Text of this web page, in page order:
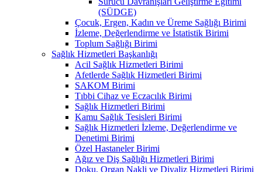
(SÜDGE)
Çocuk, Ergen, Kadın ve Üreme Sağlığı Birimi
İzleme, Değerlendirme ve İstatistik Birimi
Toplum Sağlığı Birimi
Sağlık Hizmetleri Başkanlığı
Acil Sağlık Hizmetleri Birimi
Afetlerde Sağlık Hizmetleri Birimi
SAKOM Birimi
Tıbbi Cihaz ve Eczacılık Birimi
Sağlık Hizmetleri Birimi
Kamu Sağlık Tesisleri Birimi
Sağlık Hizmetleri İzleme, Değerlendirme ve
Denetimi Birimi
Özel Hastaneler Birimi
Ağız ve Diş Sağlığı Hizmetleri Birimi
Doku, Organ Nakli ve Diyaliz Hizmetleri Birimi